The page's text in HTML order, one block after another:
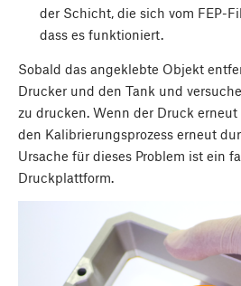
der Schicht, die sich vom FEP-
dass es funktioniert.
Sobald das angeklebte Objekt
Drucker und den Tank und
zu drucken. Wenn der Druck
den Kalibrierungsprozess erneut
Ursache für dieses Problem ist ein
Druckplattform.